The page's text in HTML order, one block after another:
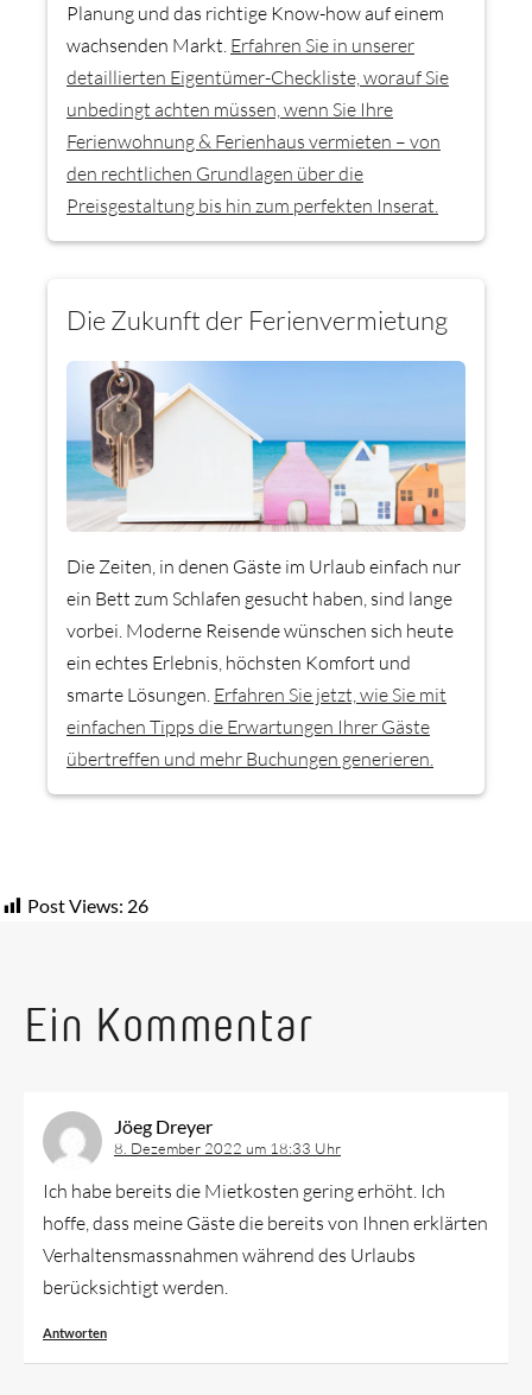
Planung und das richtige Know-how auf einem
wachsenden Markt. Erfahren Sie in unserer
detaillierten Eigentümer-Checkliste, worauf Sie
unbedingt achten müssen, wenn Sie Ihre
Ferienwohnung & Ferienhaus vermieten – von
den rechtlichen Grundlagen über die
Preisgestaltung bis hin zum perfekten Inserat.
Die Zukunft der Ferienvermietung
Die Zeiten, in denen Gäste im Urlaub einfach nur
ein Bett zum Schlafen gesucht haben, sind lange
vorbei. Moderne Reisende wünschen sich heute
ein echtes Erlebnis, höchsten Komfort und
smarte Lösungen. Erfahren Sie jetzt, wie Sie mit
einfachen Tipps die Erwartungen Ihrer Gäste
übertreffen und mehr Buchungen generieren.
Post Views: 26
Ein Kommentar
Jöeg Dreyer
8. Dezember 2022 um 18:33 Uhr
Ich habe bereits die Mietkosten gering erhöht. Ich
hoffe, dass meine Gäste die bereits von Ihnen erklärten
Verhaltensmassnahmen während des Urlaubs
berücksichtigt werden.
Antworten